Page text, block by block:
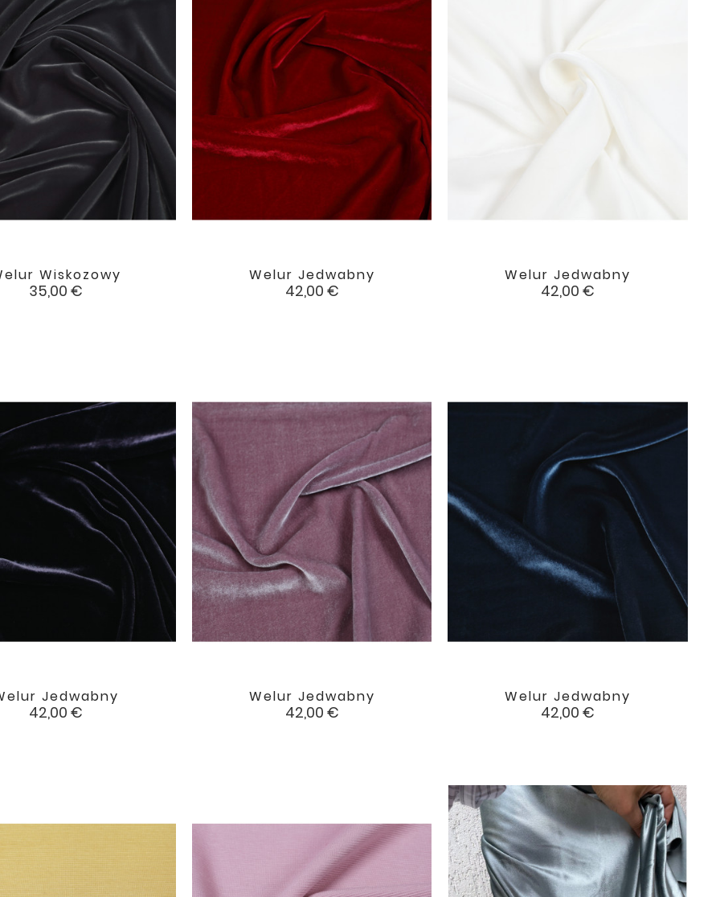
Wiskozowy
Cena
35,00 €
 favorite
Welur Jedwabny
Cena
42,00 €
 favorite
Welur Jedwabny
Cena
42,00 €
 favorite
Jedwabny
Cena
42,00 €
 favorite
Welur Jedwabny
Cena
42,00 €
 favorite
Welur Jedwabny
Cena
42,00 €
 favorite